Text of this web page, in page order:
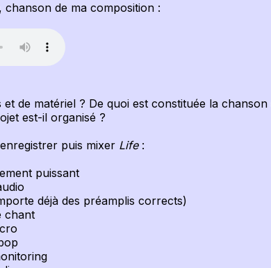
chanson de ma composition :
de matériel ? De quoi est constituée la chanson
est-il organisé ?
puis mixer Life:
puissant
déjà des préamplis corrects)